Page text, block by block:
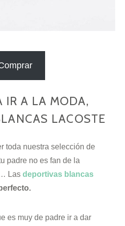
IR A LA MODA,
LACOSTE
toda nuestra selección de
padre no es fan de la
Las deportivas blancas
es muy de padre ir a dar